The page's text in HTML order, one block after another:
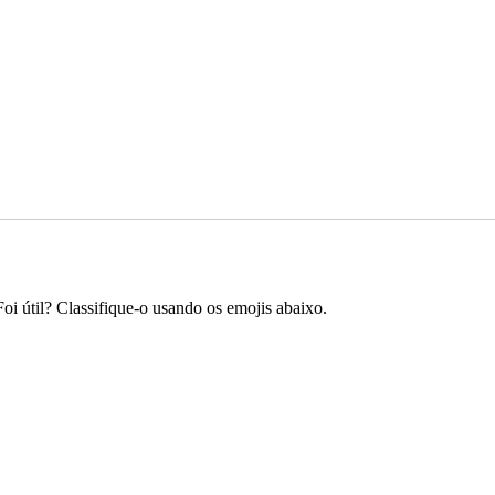
útil? Classifique-o usando os emojis abaixo.